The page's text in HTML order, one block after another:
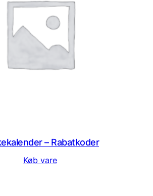
– Rabatkoder
Køb vare